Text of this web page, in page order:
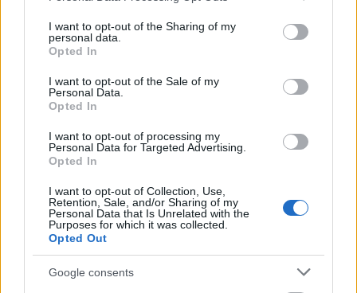
not limited to your visit or usage behaviour. You may click to
grant or deny consent to Google and its third-party tags to
use your data for below specified purposes in below Google
consent section.
I want to opt-out of the Sharing of my
personal data.
Opted In
I want to opt-out of the Sale of my
Personal Data.
Opted In
I want to opt-out of processing my
Personal Data for Targeted Advertising.
Opted In
I want to opt-out of Collection, Use,
Retention, Sale, and/or Sharing of my
Personal Data that Is Unrelated with the
Purposes for which it was collected.
Opted Out
Google consents
Πανικός στη Νάξο, χειριστής σκάφους έχασε τον
έλεγχο και… καβάλησε δύο πλοιάρια
Η ιστορία του 17χρονου Έλληνα κεντρικού
αμυντικού, που αποκτήθηκε από τη Μπάγερν
στη Δωρίδα, ΒΙΝΤΕΟ
Αττική, πάνω από 7.000 στρέμματα η πληγείσα
έκταση από την πυρκαγιά στην Αιγιάλεια
«Δεν χωρούν, ούτε πρέπει να χωρούν Ιφιγένειες
επιδιώξεων»
ΟΛΕΣ ΟΙ ΕΙΔΗΣΕΙΣ